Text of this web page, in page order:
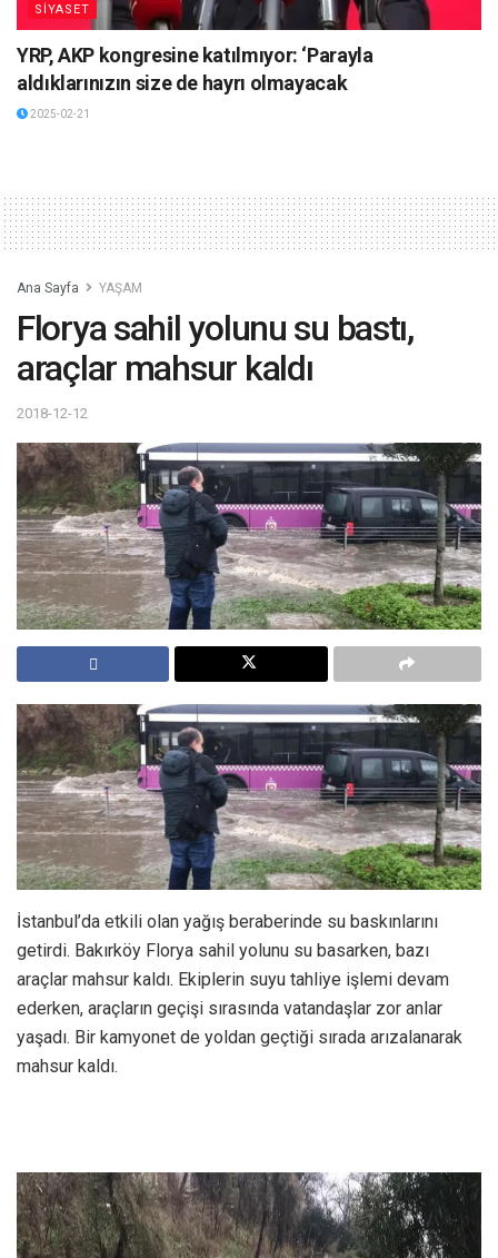
SİYASET
YRP, AKP kongresine katılmıyor: ‘Parayla
aldıklarınızın size de hayrı olmayacak
2025-02-21
Ana Sayfa YAŞAM
Florya sahil yolunu su bastı,
araçlar mahsur kaldı
2018-12-12
İstanbul’da etkili olan yağış beraberinde su baskınlarını
getirdi. Bakırköy Florya sahil yolunu su basarken, bazı
araçlar mahsur kaldı. Ekiplerin suyu tahliye işlemi devam
ederken, araçların geçişi sırasında vatandaşlar zor anlar
yaşadı. Bir kamyonet de yoldan geçtiği sırada arızalanarak
mahsur kaldı.